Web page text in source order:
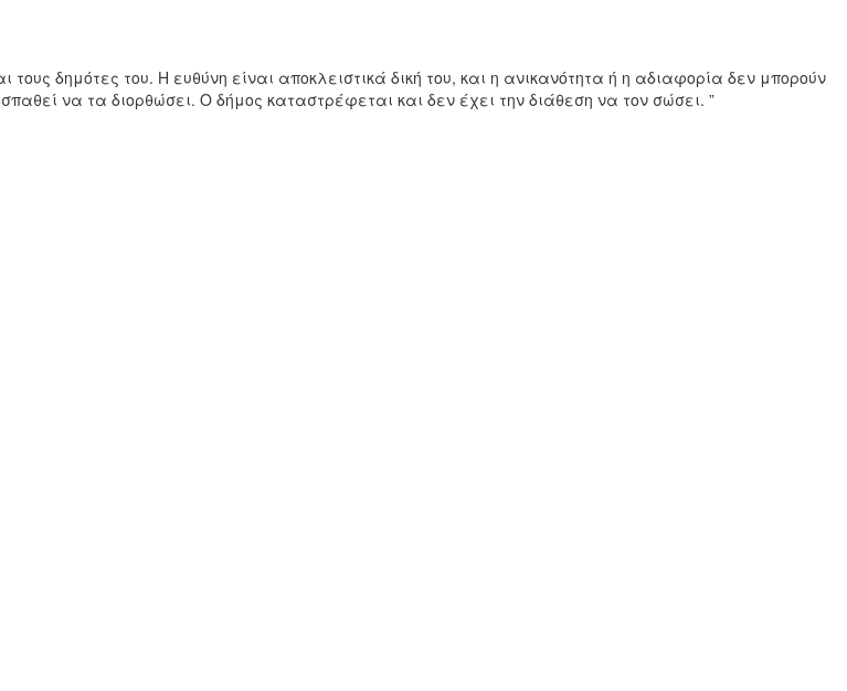
δημότες του. Η ευθύνη είναι αποκλειστικά δική του, και η ανικανότητα ή η αδιαφορία δεν μπορούν
να τα διορθώσει. Ο δήμος καταστρέφεται και δεν έχει την διάθεση να τον σώσει. ”